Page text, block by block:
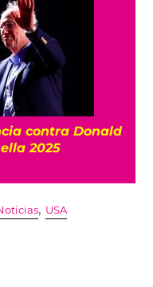
contra Donald
2025
, USA